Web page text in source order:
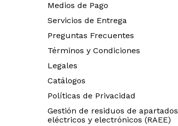
Medios de Pago
Servicios de Entrega
Preguntas Frecuentes
Términos y Condiciones
Legales
Catálogos
Políticas de Privacidad
Gestión de residuos de apartados
eléctricos y electrónicos (RAEE)